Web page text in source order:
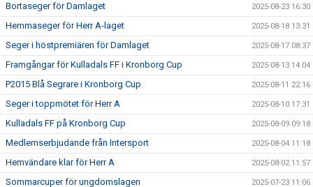
Bortaseger för Damlaget 2025-08-23 16:30
Hemmaseger för Herr A-laget 2025-08-18 13:31
Seger i höstpremiären för Damlaget 2025-08-17 08:37
Framgångar för Kulladals FF i Kronborg Cup 2025-08-13 14:04
P2015 Blå Segrare i Kronborg Cup 2025-08-11 22:16
Seger i toppmötet för Herr A 2025-08-10 17:31
Kulladals FF på Kronborg Cup 2025-08-09 09:18
Medlemserbjudande från Intersport 2025-08-04 11:18
Hemvändare klar för Herr A 2025-08-02 11:57
Sommarcuper för ungdomslagen 2025-07-23 11:06